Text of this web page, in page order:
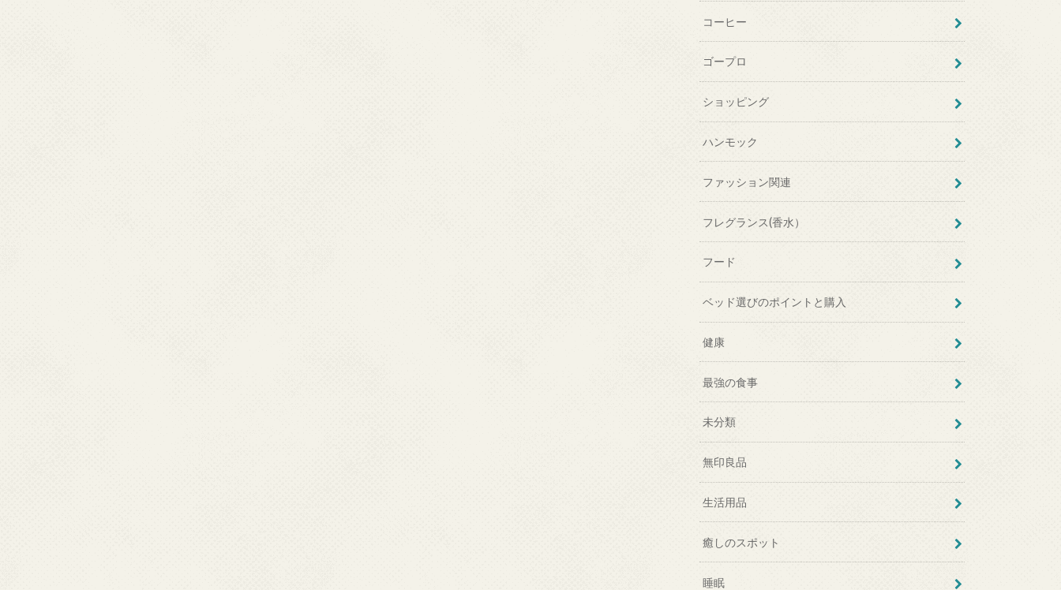
コーヒー
ゴープロ
ショッピング
ハンモック
ファッション関連
フレグランス(香水）
フード
ベッド選びのポイントと購入
健康
最強の食事
未分類
無印良品
生活用品
癒しのスポット
睡眠